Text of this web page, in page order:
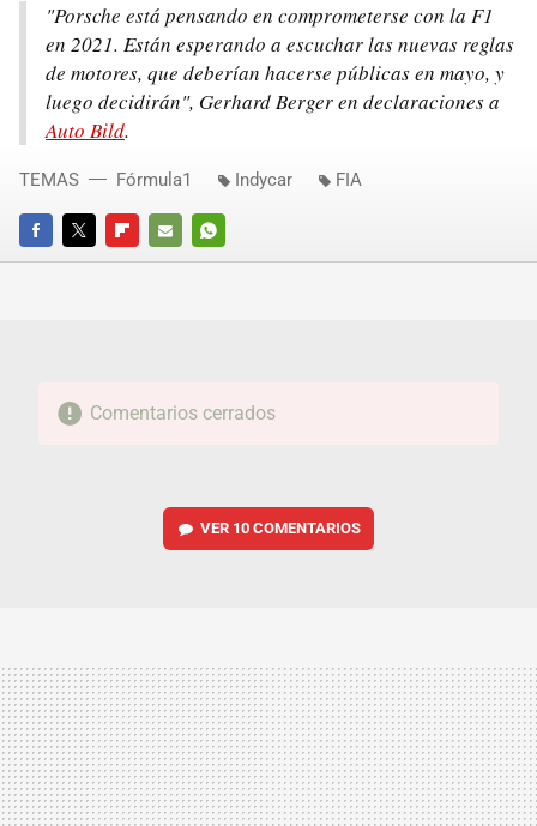
"Porsche está pensando en comprometerse con la F1
en 2021. Están esperando a escuchar las nuevas reglas
de motores, que deberían hacerse públicas en mayo, y
luego decidirán", Gerhard Berger en declaraciones a
Auto Bild.
FACEBOOKTWITTERFLIPBOARD
E-
WHATSAPP
TEMAS Fórmula1 Indycar FIA
Comentarios cerrados
VER 10 COMENTARIOS